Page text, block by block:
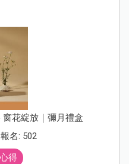
窗花綻放｜彌月禮盒
名: 502
得